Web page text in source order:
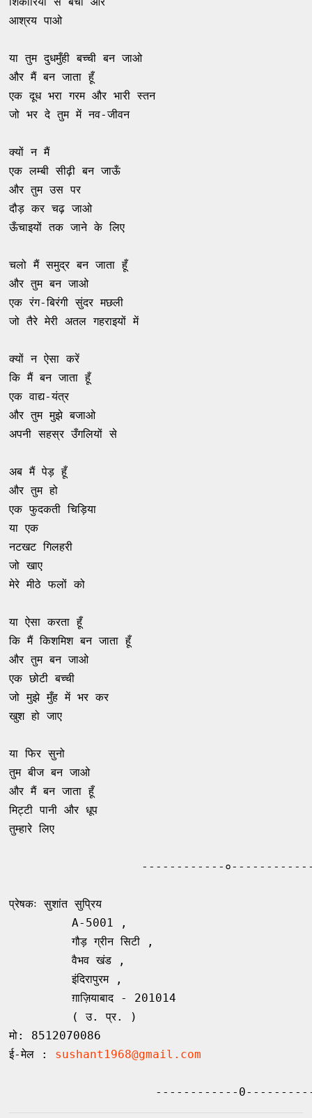
आश्रय पाओ
या तुम दुधमुँही बच्ची बन जाओ
और मैं बन जाता हूँ
एक दूध भरा गरम और भारी स्तन
जो भर दे तुम में नव-जीवन
क्यों न मैं
एक लम्बी सीढ़ी बन जाऊँ
और तुम उस पर
दौड़ कर चढ़ जाओ
ऊँचाइयों तक जाने के लिए
चलो मैं समुद्र बन जाता हूँ
और तुम बन जाओ
एक रंग-बिरंगी सुंदर मछली
जो तैरे मेरी अतल गहराइयों में
क्यों न ऐसा करें
कि मैं बन जाता हूँ
एक वाद्य-यंत्र
और तुम मुझे बजाओ
अपनी सहस्र उँगलियों से
अब मैं पेड़ हूँ
और तुम हो
एक फुदकती चिड़िया
या एक
नटखट गिलहरी
जो खाए
मेरे मीठे फलों को
या ऐसा करता हूँ
कि मैं किशमिश बन जाता हूँ
और तुम बन जाओ
एक छोटी बच्ची
जो मुझे मुँह में भर कर
खुश हो जाए
या फिर सुनो
तुम बीज बन जाओ
और मैं बन जाता हूँ
मिट्टी पानी और धूप
तुम्हारे लिए
------------
प्रेषकः सुशांत सुप्रिय
         A-5001 ,
         गौड़ ग्रीन सिटी ,
         वैभव खंड ,
         इंदिरापुरम ,
         ग़ाज़ियाबाद - 201014
         ( उ. प्र. )
मो: 8512070086
ई-मेल : sushant1968@gmail.com
------------